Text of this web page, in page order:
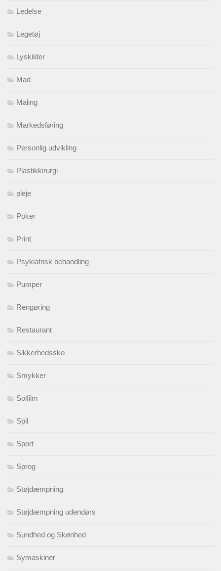
Ledelse
Legetøj
Lyskilder
Mad
Maling
Markedsføring
Personlig udvikling
Plastikkirurgi
pleje
Poker
Print
Psykiatrisk behandling
Pumper
Rengøring
Restaurant
Sikkerhedssko
Smykker
Solfilm
Spil
Sport
Sprog
Støjdæmpning
Støjdæmpning udendørs
Sundhed og Skønhed
Symaskiner